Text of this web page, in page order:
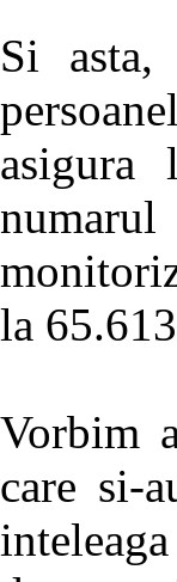
Si
asigura
la
Vorbim
care si-